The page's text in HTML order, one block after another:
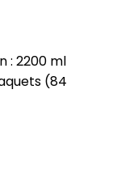
: 2200 ml
(84